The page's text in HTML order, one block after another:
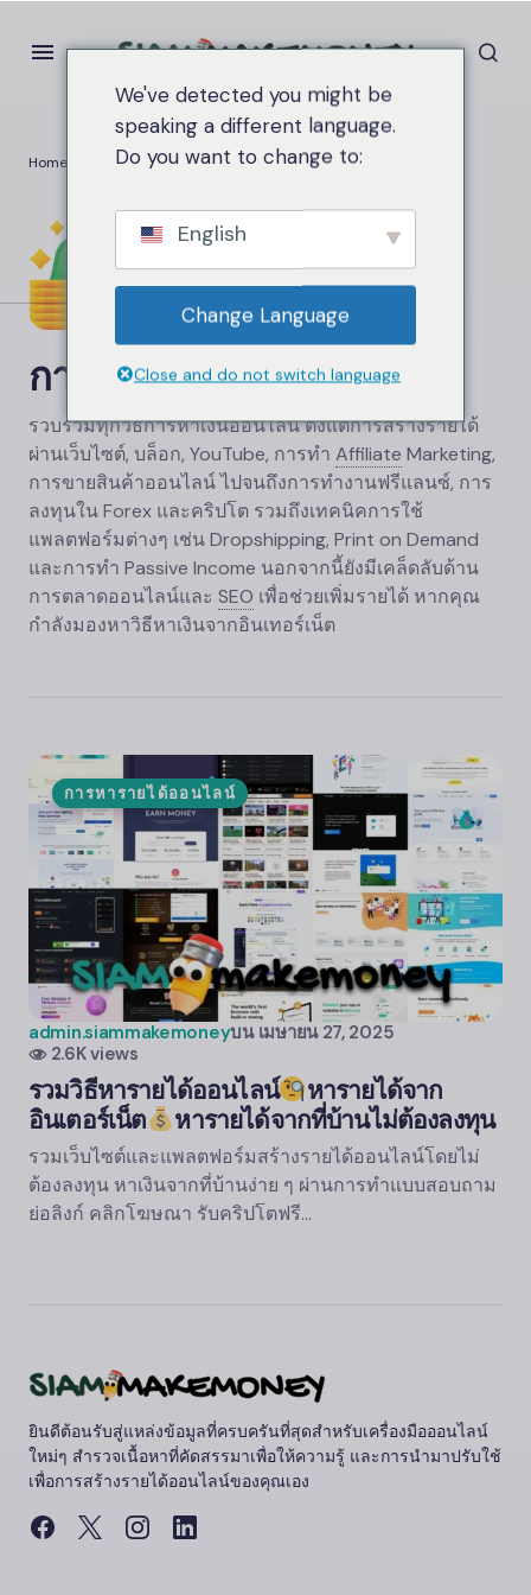
Home การหารายได้ออนไลน์
การหารายได้ออนไลน์
รวบรวมทุกวิธีการหาเงินออนไลน์ ตั้งแต่การสร้างรายได้
ผ่านเว็บไซต์, บล็อก, YouTube, การทำ Affiliate Marketing,
การขายสินค้าออนไลน์ ไปจนถึงการทำงานฟรีแลนซ์, การ
ลงทุนใน Forex และคริปโต รวมถึงเทคนิคการใช้
แพลตฟอร์มต่างๆ เช่น Dropshipping, Print on Demand
และการทำ Passive Income นอกจากนี้ยังมีเคล็ดลับด้าน
การตลาดออนไลน์และ SEO เพื่อช่วยเพิ่มรายได้ หากคุณ
กำลังมองหาวิธีหาเงินจากอินเทอร์เน็ต
การหารายได้ออนไลน์
admin.siammakemoneyบน เมษายน 27, 2025
2.6K views
รวมวิธีหารายได้ออนไลน์
หารายได้จาก
อินเตอร์เน็ต
หารายได้จากที่บ้านไม่ต้องลงทุน
รวมเว็บไซต์และแพลตฟอร์มสร้างรายได้ออนไลน์โดยไม่
ต้องลงทุน หาเงินจากที่บ้านง่าย ๆ ผ่านการทำแบบสอบถาม
ย่อลิงก์ คลิกโฆษณา รับคริปโตฟรี…
ยินดีต้อนรับสู่แหล่งข้อมูลที่ครบครันที่สุดสำหรับเครื่องมือออนไลน์
ใหม่ๆ สำรวจเนื้อหาที่คัดสรรมาเพื่อให้ความรู้ และการนำมาปรับใช้
เพื่อการสร้างรายได้ออนไลน์ของคุณเอง
We've detected you might be
speaking a different language.
Do you want to change to:
English
Change Language
Close and do not switch language